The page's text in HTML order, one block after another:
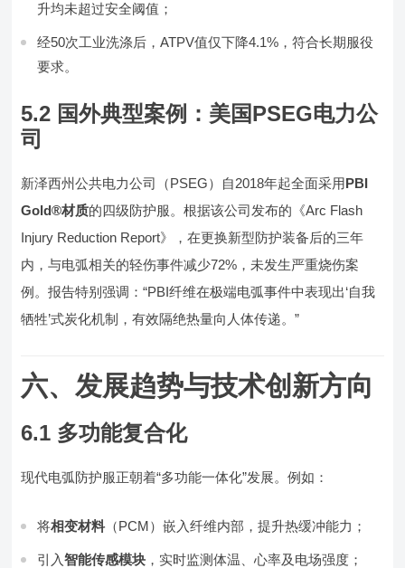
升均未超过安全阈值；
经50次工业洗涤后，ATPV值仅下降4.1%，符合长期服役
要求。
5.2 国外典型案例：美国PSEG电力公
司
新泽西州公共电力公司（PSEG）自2018年起全面采用PBI
Gold®材质的四级防护服。根据该公司发布的《Arc Flash
Injury Reduction Report》，在更换新型防护装备后的三年
内，与电弧相关的轻伤事件减少72%，未发生严重烧伤案
例。报告特别强调：“PBI纤维在极端电弧事件中表现出‘自我
牺牲’式炭化机制，有效隔绝热量向人体传递。”
六、发展趋势与技术创新方向
6.1 多功能复合化
现代电弧防护服正朝着“多功能一体化”发展。例如：
将相变材料 （PCM）嵌入纤维内部，提升热缓冲能力；
引入智能传感模块 ，实时监测体温、心率及电场强度；